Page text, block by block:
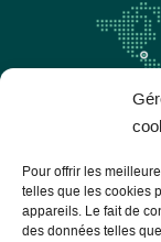
Pour offrir les
telles que les cookies
appareils. Le fait de
des données telles
Les Libres